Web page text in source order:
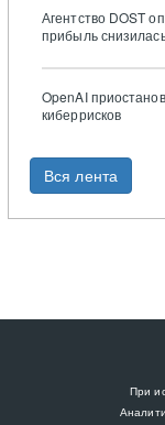
Агентство DOST
прибыль
OpenAI
киберрисков
Вся лента
При